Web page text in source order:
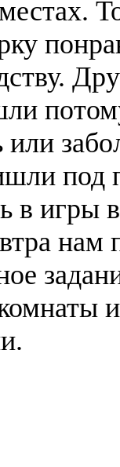
или
под
в игры
нам